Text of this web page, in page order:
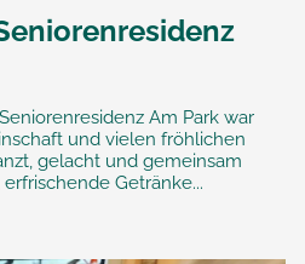
Am Park war
und vielen fröhlichen
gelacht und gemeinsam
Getränke...